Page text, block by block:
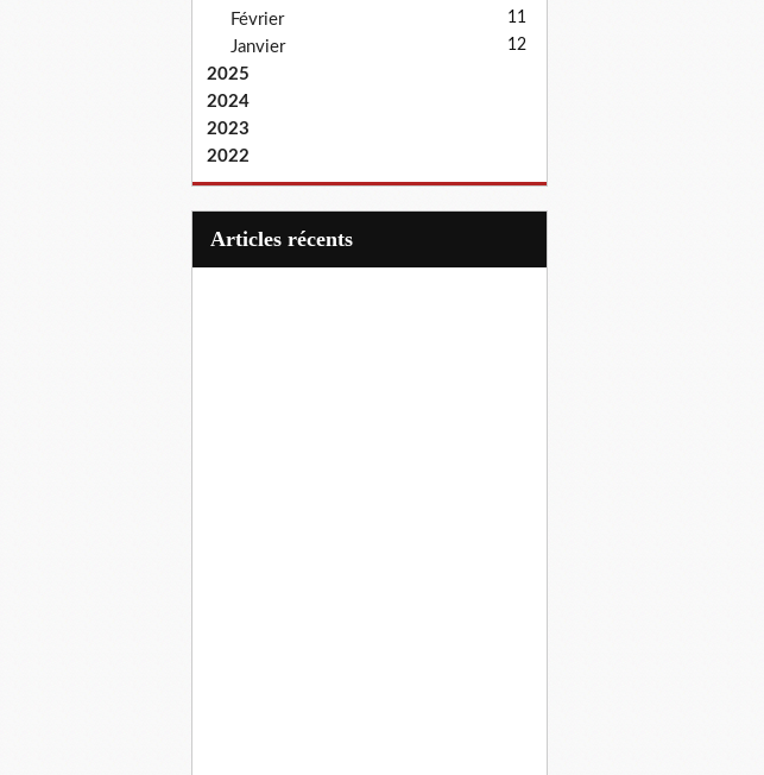
Février 11
Janvier 12
2025
2024
2023
2022
articles récents